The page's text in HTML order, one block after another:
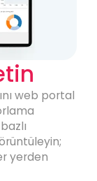
web portal
yerden